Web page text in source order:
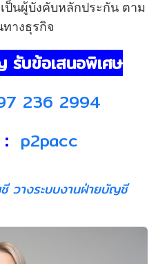
ป็นผู้บังคับหลักประกัน ตาม
างธุรกิจ
รับข้อเสนอพิเศษ
236 2994
p2pacc
วางระบบงานฝ่ายบัญชี